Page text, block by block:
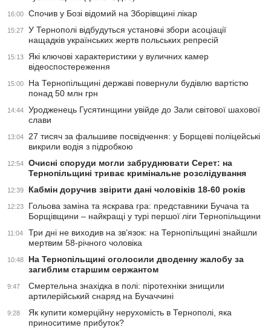
16:00 Спочив у Бозі відомий на Зборівщині лікар
15:27
У Тернополі відбудуться установчі збори асоціації
нащадків українських жертв польських репресій
15:13
Які ключові характеристики у вуличних камер
відеоспостереження
15:00
На Тернопільщині державі повернули будівлю вартістю
понад 50 млн грн
14:44
Уродженець Гусятинщини увійде до Зали світової шахової
слави
13:04
27 тисяч за фальшиве посвідчення: у Борщеві поліцейські
викрили водія з підробкою
12:54
Очисні споруди могли забруднювати Серет: на
Тернопільщині триває кримінальне розслідування
12:39 Кабмін доручив звірити дані чоловіків 18-60 років
12:23
Гольова заміна та яскрава гра: представники Бучача та
Борщівщини – найкращі у турі першої ліги Тернопільщини
11:04
Три дні не виходив на зв’язок: на Тернопільщині знайшли
мертвим 58-річного чоловіка
10:48
На Тернопільщині оголосили дводенну жалобу за
загиблим старшим сержантом
9:47
Смертельна знахідка в полі: піротехніки знищили
артилерійський снаряд на Бучаччині
9:28
Як купити комерційну нерухомість в Тернополі, яка
приноситиме прибуток?